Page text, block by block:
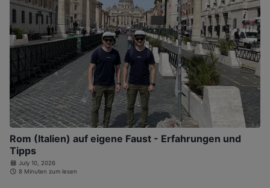
Rom (Italien) auf eigene Faust - Erfahrungen und
Tipps
July 10, 2026
8 Minuten zum lesen